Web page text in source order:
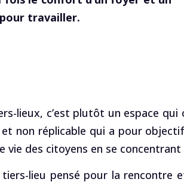
travailler.
lieux, c’est plutôt un espace
non réplicable qui a pour
vie des citoyens en se
lieu pensé pour la rencontre